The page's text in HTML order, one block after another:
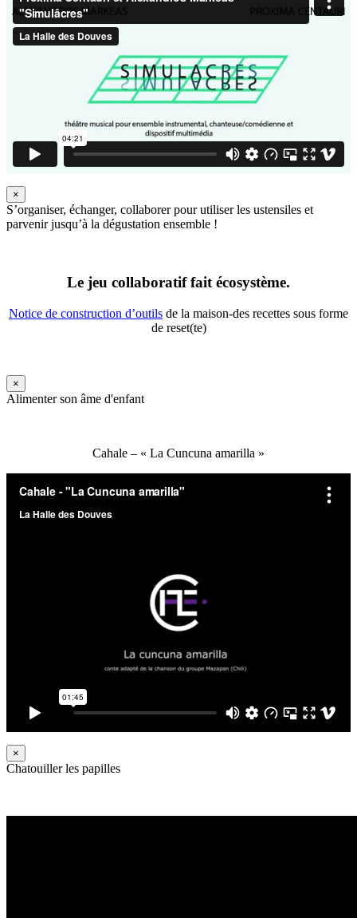
×
S’organiser, échanger, collaborer pour utiliser les ustensiles et
parvenir jusqu’à la dégustation ensemble !
Le jeu collaboratif fait écosystème.
Notice de construction d’outils de la maison-des recettes sous forme
de reset(te)
×
Alimenter son âme d'enfant
Cahale – « La Cuncuna amarilla »
×
Chatouiller les papilles